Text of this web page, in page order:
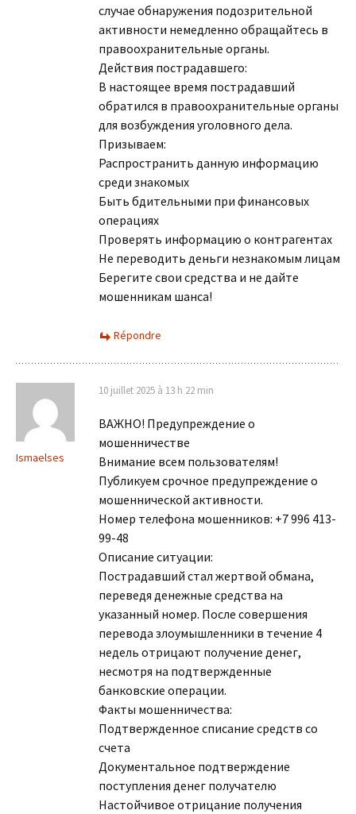
случае обнаружения подозрительной
активности немедленно обращайтесь в
правоохранительные органы.
Действия пострадавшего:
В настоящее время пострадавший
обратился в правоохранительные органы
для возбуждения уголовного дела.
Призываем:
Распространить данную информацию
среди знакомых
Быть бдительными при финансовых
операциях
Проверять информацию о контрагентах
Не переводить деньги незнакомым лицам
Берегите свои средства и не дайте
мошенникам шанса!
Répondre
Ismaelses
10 juillet 2025 à 13 h 22 min
ВАЖНО! Предупреждение о
мошенничестве
Внимание всем пользователям!
Публикуем срочное предупреждение о
мошеннической активности.
Номер телефона мошенников: +7 996 413-
99-48
Описание ситуации:
Пострадавший стал жертвой обмана,
переведя денежные средства на
указанный номер. После совершения
перевода злоумышленники в течение 4
недель отрицают получение денег,
несмотря на подтвержденные
банковские операции.
Факты мошенничества:
Подтвержденное списание средств со
счета
Документальное подтверждение
поступления денег получателю
Настойчивое отрицание получения